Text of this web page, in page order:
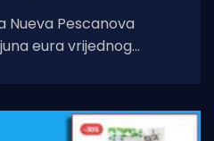
Nueva Pescanova
eura vrijednog